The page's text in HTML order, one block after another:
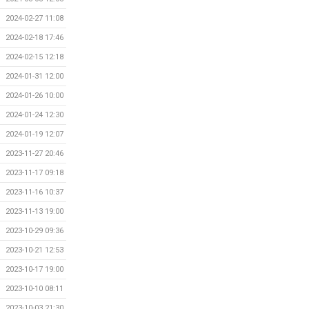
2024-02-27 11:08
2024-02-18 17:46
2024-02-15 12:18
2024-01-31 12:00
2024-01-26 10:00
2024-01-24 12:30
2024-01-19 12:07
2023-11-27 20:46
2023-11-17 09:18
2023-11-16 10:37
2023-11-13 19:00
2023-10-29 09:36
2023-10-21 12:53
2023-10-17 19:00
2023-10-10 08:11